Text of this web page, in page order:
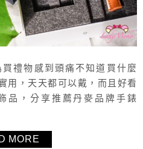
禮物感到頭痛不知道買什麼
用，天天都可以戴，而且好看
品，分享推薦丹麥品牌手錶
接送情侶錶帶！
MORE